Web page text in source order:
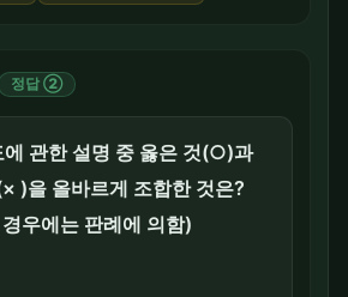
정답 ②
에 관한 설명 중 옳은 것(○)과
)을 올바르게 조합한 것은?
우에는 판례에 의함)